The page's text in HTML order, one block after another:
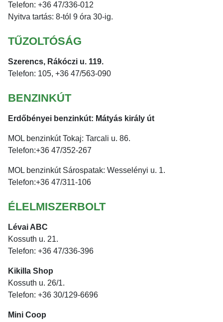
Telefon: +36 47/336-012
Nyitva tartás: 8-tól 9 óra 30-ig.
TŰZOLTÓSÁG
Szerencs, Rákóczi u. 119.
Telefon: 105, +36 47/563-090
BENZINKÚT
Erdőbényei benzinkút: Mátyás király út
MOL benzinkút Tokaj: Tarcali u. 86.
Telefon:+36 47/352-267
MOL benzinkút Sárospatak: Wesselényi u. 1.
Telefon:+36 47/311-106
ÉLELMISZERBOLT
Lévai ABC
Kossuth u. 21.
Telefon: +36 47/336-396
Kikilla Shop
Kossuth u. 26/1.
Telefon: +36 30/129-6696
Mini Coop